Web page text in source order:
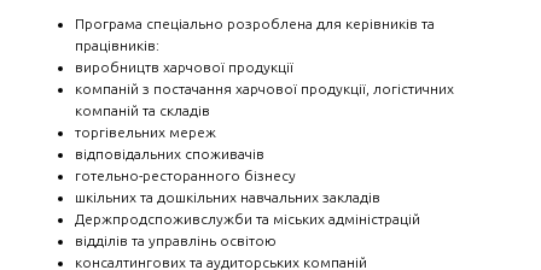
Програма спеціально розроблена для керівників та
працівників:
виробництв харчової продукції
компаній з постачання харчової продукції, логістичних
компаній та складів
торгівельних мереж
відповідальних споживачів
готельно-ресторанного бізнесу
шкільних та дошкільних навчальних закладів
Держпродспоживслужби та міських адміністрацій
відділів та управлінь освітою
консалтингових та аудиторських компаній